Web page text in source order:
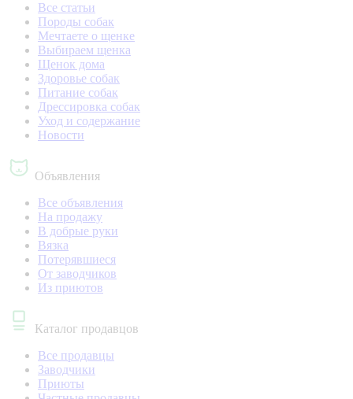
Все статьи
Породы собак
Мечтаете о щенке
Выбираем щенка
Щенок дома
Здоровье собак
Питание собак
Дрессировка собак
Уход и содержание
Новости
Объявления
Все объявления
На продажу
В добрые руки
Вязка
Потерявшиеся
От заводчиков
Из приютов
Каталог продавцов
Все продавцы
Заводчики
Приюты